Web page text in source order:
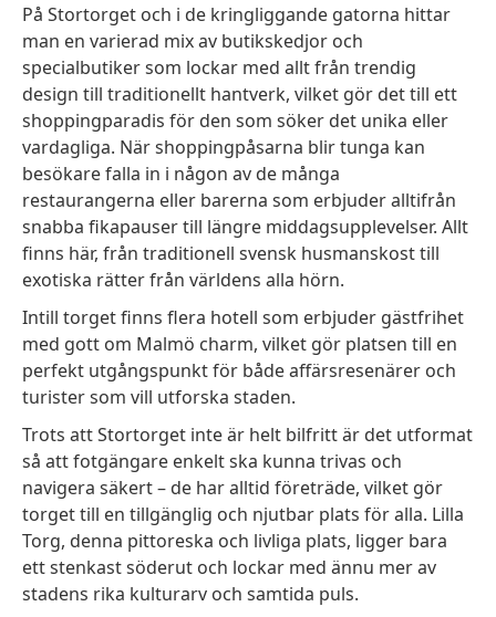
På Stortorget och i de kringliggande gatorna hittar
man en varierad mix av butikskedjor och
specialbutiker som lockar med allt från trendig
design till traditionellt hantverk, vilket gör det till ett
shoppingparadis för den som söker det unika eller
vardagliga. När shoppingpåsarna blir tunga kan
besökare falla in i någon av de många
restaurangerna eller barerna som erbjuder alltifrån
snabba fikapauser till längre middagsupplevelser. Allt
finns här, från traditionell svensk husmanskost till
exotiska rätter från världens alla hörn.
Intill torget finns flera hotell som erbjuder gästfrihet
med gott om Malmö charm, vilket gör platsen till en
perfekt utgångspunkt för både affärsresenärer och
turister som vill utforska staden.
Trots att Stortorget inte är helt bilfritt är det utformat
så att fotgängare enkelt ska kunna trivas och
navigera säkert – de har alltid företräde, vilket gör
torget till en tillgänglig och njutbar plats för alla. Lilla
Torg, denna pittoreska och livliga plats, ligger bara
ett stenkast söderut och lockar med ännu mer av
stadens rika kulturarv och samtida puls.